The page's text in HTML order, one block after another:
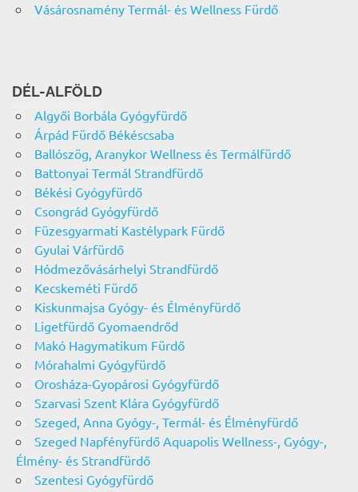
Vásárosnamény Termál- és Wellness Fürdő
DÉL-ALFÖLD
Algyői Borbála Gyógyfürdő
Árpád Fürdő Békéscsaba
Ballószög, Aranykor Wellness és Termálfürdő
Battonyai Termál Strandfürdő
Békési Gyógyfürdő
Csongrád Gyógyfürdő
Füzesgyarmati Kastélypark Fürdő
Gyulai Várfürdő
Hódmezővásárhelyi Strandfürdő
Kecskeméti Fürdő
Kiskunmajsa Gyógy- és Élményfürdő
Ligetfürdő Gyomaendrőd
Makó Hagymatikum Fürdő
Mórahalmi Gyógyfürdő
Orosháza-Gyopárosi Gyógyfürdő
Szarvasi Szent Klára Gyógyfürdő
Szeged, Anna Gyógy-, Termál- és Élményfürdő
Szeged Napfényfürdő Aquapolis Wellness-, Gyógy-,
Élmény- és Strandfürdő
Szentesi Gyógyfürdő